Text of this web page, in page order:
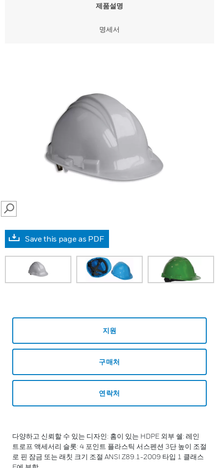
제품설명
명세서
SEARCH
Save this page as PDF
지원
구매처
연락처
다양하고 신뢰할 수 있는 디자인: 홈이 있는 HDPE 외부 쉘: 레인
트로프 액세서리 슬롯: 4 포인트 플라스틱 서스펜션 3단 높이 조절
로 핀 잠금 또는 래칫 크기 조절 ANSI Z89.1-2009 타입 1 클래스